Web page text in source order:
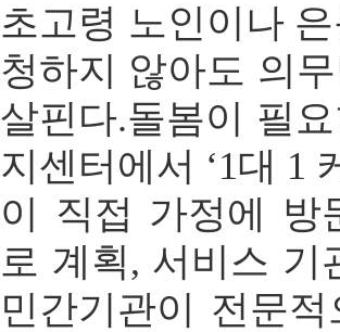
초고령 노인이나
청하지 않아도 의
살핀다.돌봄이 필
지센터에서 ‘1대 1
이 직접 가정에 방
로 계획, 서비스 기
민간기관이 전문